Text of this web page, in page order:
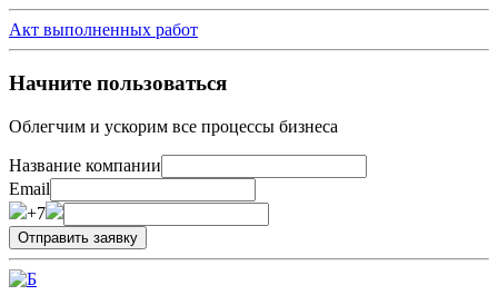
Акт выполненных работ
Начните пользоваться
Облегчим и ускорим все процессы бизнеса
Название компании
Email
+7